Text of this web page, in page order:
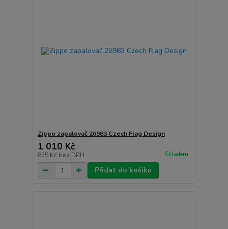
Zippo zapalovač 26983 Czech Flag Design
1 010 Kč
835 Kč bez DPH Skladem
Přidat do košíku